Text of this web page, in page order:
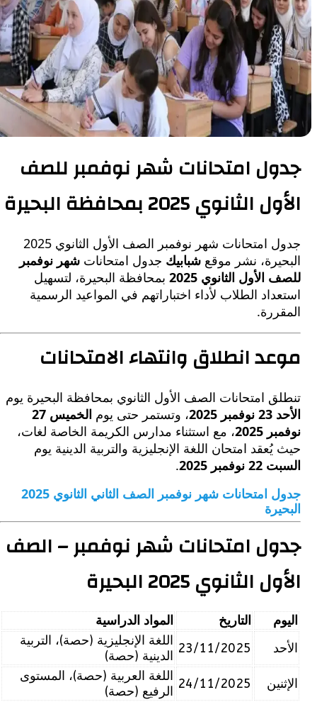
امتحانات شهر نوفمبر للصف
2025 بمحافظة البحيرة
جدول امتحانات شهر نوفمبر الصف الأول الثانوي 2025
نشر موقعشبابيك جدول امتحاناتشهر نوفمبر
الثانوي 2025
بمحافظة البحيرة، لتسهيل
الطلاب لأداء اختباراتهم في المواعيد الرسمية
انطلاق وانتهاء الامتحانات
امتحانات الصف الأول الثانوي بمحافظة البحيرة يوم
، وتستمر حتى يوم
الخميس 27
، مع استثناء مدارس الكريمة الخاصة لغات،
امتحان اللغة الإنجليزية والتربية الدينية يوم
.
جدول امتحانات شهر نوفمبر الصف الثاني الثانوي 2025
امتحانات شهر نوفمبر – الصف
2025 البحيرة
التاريخ
المواد الدراسية
23/11/2025 اللغة الإنجليزية (حصة)، التربية
الدينية (حصة)
24/11/2025 اللغة العربية (حصة)، المستوى
الرفيع (حصة)